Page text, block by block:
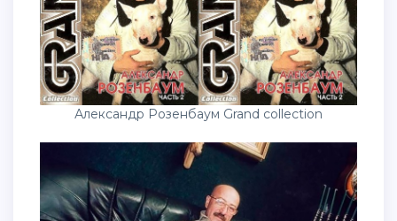
Александр Розенбаум Grand collection